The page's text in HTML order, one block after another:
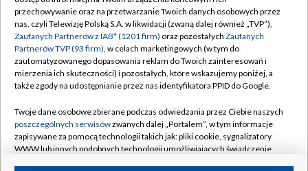
Abonament TVP
Emisja w TVP
Centrum informacji TVP
Naziemna Telewizja Cyfrowa
Rada Programowa
System NOS
Informacje o nadawcy
Regulamin TVP
Polityka prywatności
Moje zgody
Pomoc
Kontakt
przechowywanie oraz na przetwarzanie Twoich danych osobowych przez
nas, czyli Telewizję Polską S.A. w likwidacji (zwaną dalej również „TVP”),
Zaufanych Partnerów z IAB* (1201 firm) oraz pozostałych Zaufanych
Partnerów TVP (93 firm), w celach marketingowych (w tym do
zautomatyzowanego dopasowania reklam do Twoich zainteresowań i
mierzenia ich skuteczności) i pozostałych, które wskazujemy poniżej, a
także zgody na udostępnianie przez nas identyfikatora PPID do Google.
Twoje dane osobowe zbierane podczas odwiedzania przez Ciebie naszych
poszczególnych serwisówzwanych dalej „Portalem”, w tym informacje
zapisywane za pomocą technologii takich jak: pliki cookie, sygnalizatory
WWW lub innych podobnych technologii umożliwiających świadczenie